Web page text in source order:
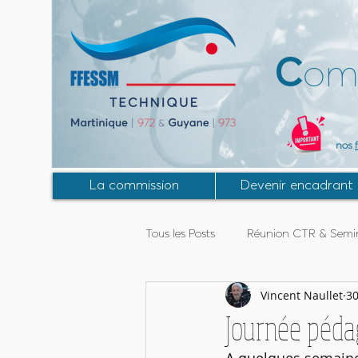
C
nos
La commission Devenir encadrant
Tous les Posts Réunion CTR &
Activités Guyane Stage MF2
Journée
Vincent Naullet